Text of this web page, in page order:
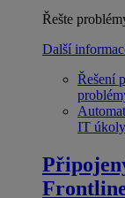
Řešte
Další
Řešení
IT úkoly